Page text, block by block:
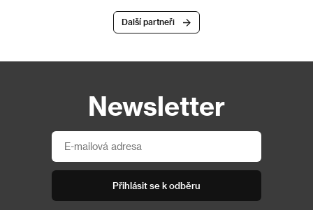
Další partneři
Newsletter
Přihlásit se k odběru